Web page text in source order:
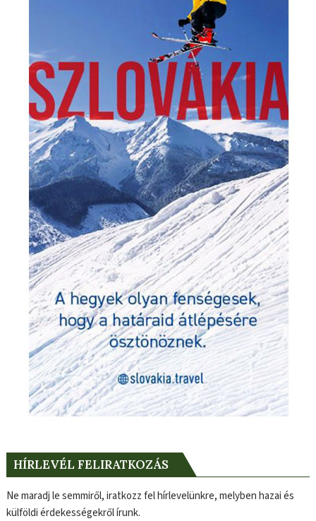
HÍRLEVÉL FELIRATKOZÁS
Ne maradj le semmiről, iratkozz fel hírlevelünkre, melyben hazai és
külföldi érdekességekről írunk.